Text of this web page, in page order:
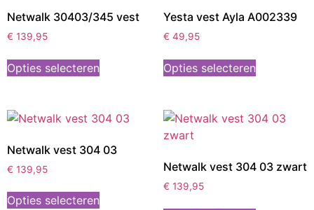
Netwalk 30403/345 vest
€ 139,95
Opties selecteren
Yesta vest Ayla A002339
€ 49,95
Opties selecteren
Netwalk vest 304 03
€ 139,95
Opties selecteren
Netwalk vest 304 03 zwart
€ 139,95